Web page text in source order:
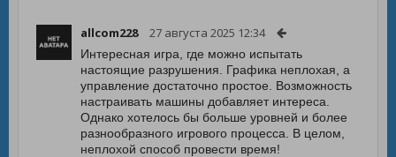
allcom228 27 августа 2025 12:34
Интересная игра, где можно испытать
настоящие разрушения. Графика неплохая, а
управление достаточно простое. Возможность
настраивать машины добавляет интереса.
Однако хотелось бы больше уровней и более
разнообразного игрового процесса. В целом,
неплохой способ провести время!